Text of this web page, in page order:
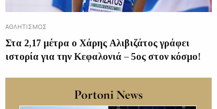
ΑΘΛΗΤΙΣΜΌΣ
Στα 2,17 μέτρα ο Χάρης Αλιβιζάτος γράφει
ιστορία για την Κεφαλονιά – 5ος στον κόσμο!